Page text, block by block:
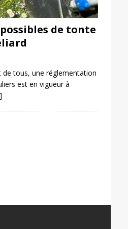
de tonte
de tous, une réglementation
est en vigueur à